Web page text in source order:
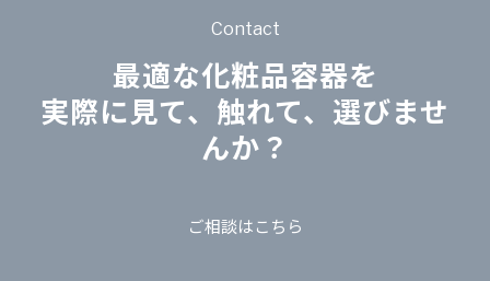
Contact
最適な化粧品容器を
実際に見て、触れて、選びませ
んか？
ご相談はこちら